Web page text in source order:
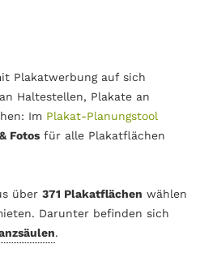
Plakatwerbung auf sich
Haltestellen, Plakate an
Im Plakat-Planungstool
Fotos für alle Plakatflächen
über 371 Plakatflächen wählen
Darunter befinden sich
.